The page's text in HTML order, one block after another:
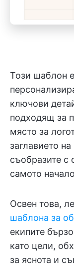
Този шаблон
ключови
подходящ за
място за
заглавието
съобразите с
самото
Освен това,
шаблона за
екипите
като цели,
за яснота и